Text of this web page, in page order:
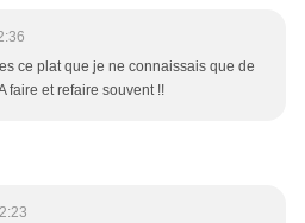
ce plat que je ne connaissais que de
faire et refaire souvent !!